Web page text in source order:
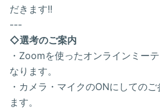
だきます!!
---
◇選考のご案内
・Zoomを使ったオンラインミー
なります。
・カメラ・マイクのONにしての
ます。